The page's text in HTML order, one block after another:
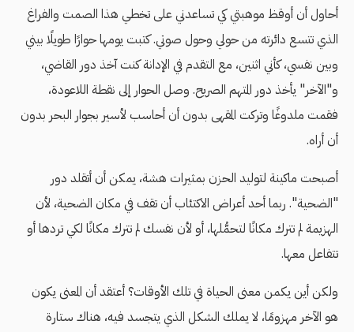
أحاول أن أوقظ موهبتي كي تساعدني على تخطي هذا الصمت والفراغ
الذي تتسع دائرته من حولي وحول صوتي. كتبت يومها حوارًا طويلًا بيني
وبين نفسي، كأني اثنين، مع التقدم في الإدانة كنت آخذ دور القاضي،
و"الآخر" يأخذ دور المتهم الصريح. وصل الحوار إلى نقطة اللاعودة،
فقمت ملدوغًا وتركت المقهى بدون أن أحاسب لأسير بجوار البحر بدون
أن أراه.
أصبحت ماكينة لتوليد الحزن بمثيرات هشة، يمكن أن أتقلد دور
"الضحية". ربما أحد أعراض الاكتئاب أن تقف في مكان الضحية، لأن
الهزيمة لم تترك مكانًا لتحمُّلها، أو لأن نفسك لم تترك مكانًا لكي تردها أو
تتفاعل معها.
ولكن أين يكمن معنى الحياة في تلك الأوقات؟ أعتقد أن المعنى يكون
هو الآخر مهزومًا، لا يملك الشكل الذي يتجسد فيه، هناك ستارة